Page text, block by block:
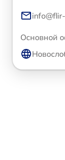
Основной